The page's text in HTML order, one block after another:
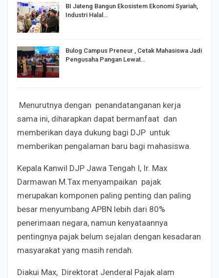
BI Jateng Bangun Ekosistem Ekonomi Syariah,
Industri Halal…
Bulog Campus Preneur , Cetak Mahasiswa Jadi
Pengusaha Pangan Lewat…
Menurutnya dengan penandatanganan kerja
sama ini, diharapkan dapat bermanfaat dan
memberikan daya dukung bagi DJP untuk
memberikan pengalaman baru bagi mahasiswa.
Kepala Kanwil DJP Jawa Tengah I, Ir. Max
Darmawan M.Tax menyampaikan pajak
merupakan komponen paling penting dan paling
besar menyumbang APBN lebih dari 80%
penerimaan negara, namun kenyataannya
pentingnya pajak belum sejalan dengan kesadaran
masyarakat yang masih rendah.
Diakui Max, Direktorat Jenderal Pajak alam